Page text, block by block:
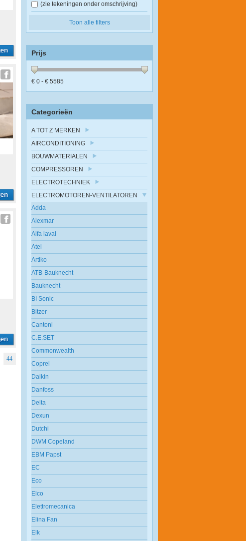
44
(zie tekeningen onder omschrijving)
Toon alle filters
Prijs
€ 0 - € 5585
Categorieën
A TOT Z MERKEN
AIRCONDITIONING
BOUWMATERIALEN
COMPRESSOREN
ELECTROTECHNIEK
ELECTROMOTOREN-VENTILATOREN
Adda
Alexmar
Alfa laval
Atel
Artiko
ATB-Bauknecht
Bauknecht
BI Sonic
Bitzer
Cantoni
C.E.SET
Commonwealth
Coprel
Daikin
Danfoss
Delta
Dexun
Dutchi
DWM Copeland
EBM Papst
EC
Eco
Elco
Elettromecanica
Elina Fan
Elk